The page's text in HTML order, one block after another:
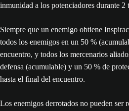
inmunidad a los potenciadores durante 2
Siempre que un enemigo obtiene
todos los enemigos en un 50 %
encuentro, y todos los mercenarios
defensa (acumulable) y un 50 % de
hasta el final del encuentro.
Los enemigos derrotados no pueden ser